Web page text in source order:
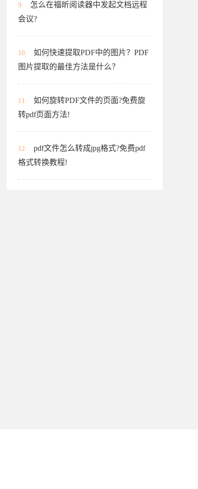
9.
怎么在福昕阅读器中发起文档远程
会议?
10.
如何快速提取PDF中的图片？PDF
图片提取的最佳方法是什么？
11.
如何旋转PDF文件的页面?免费旋
转pdf页面方法!
12.
pdf文件怎么转成jpg格式?免费pdf
格式转换教程!